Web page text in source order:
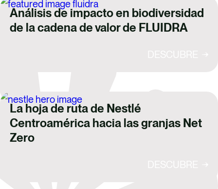
Análisis de impacto en biodiversidad
de la cadena de valor de FLUIDRA
La hoja de ruta de Nestlé
Centroamérica hacia las granjas Net
Zero